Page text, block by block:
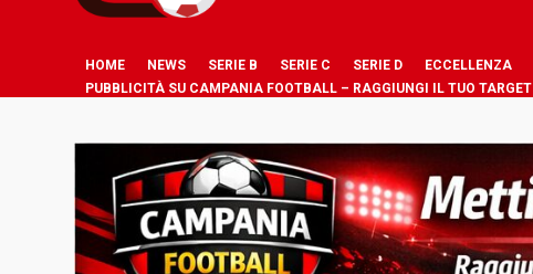
HOME NEWS SERIE B SERIE C SERIE D ECCELLENZA
PUBBLICITÀ SU CAMPANIA FOOTBALL – RAGGIUNGI IL TUO TARGET